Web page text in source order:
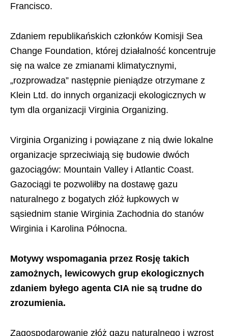
Francisco.
Zdaniem republikańskich członków Komisji Sea
Change Foundation, której działalność koncentruje
się na walce ze zmianami klimatycznymi,
„rozprowadza” następnie pieniądze otrzymane z
Klein Ltd. do innych organizacji ekologicznych w
tym dla organizacji Virginia Organizing.
Virginia Organizing i powiązane z nią dwie lokalne
organizacje sprzeciwiają się budowie dwóch
gazociągów: Mountain Valley i Atlantic Coast.
Gazociągi te pozwoliłby na dostawę gazu
naturalnego z bogatych złóż łupkowych w
sąsiednim stanie Wirginia Zachodnia do stanów
Wirginia i Karolina Północna.
Motywy wspomagania przez Rosję takich
zamożnych, lewicowych grup ekologicznych
zdaniem byłego agenta CIA nie są trudne do
zrozumienia.
Zagospodarowanie złóż gazu naturalnego i wzrost